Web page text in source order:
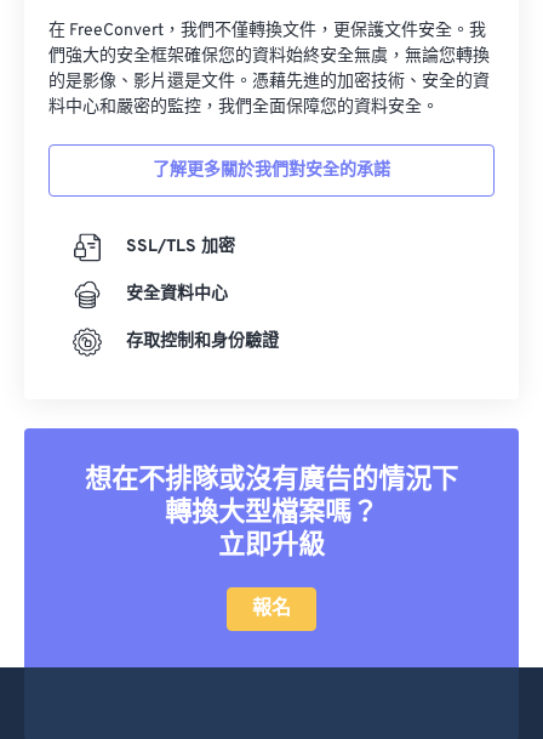
在 FreeConvert，我們不僅轉換文件，更保護文件安全。我
們強大的安全框架確保您的資料始終安全無虞，無論您轉換
的是影像、影片還是文件。憑藉先進的加密技術、安全的資
料中心和嚴密的監控，我們全面保障您的資料安全。
了解更多關於我們對安全的承諾
SSL/TLS 加密
安全資料中心
存取控制和身份驗證
想在不排隊或沒有廣告的情況下
轉換大型檔案嗎？
立即升級
報名